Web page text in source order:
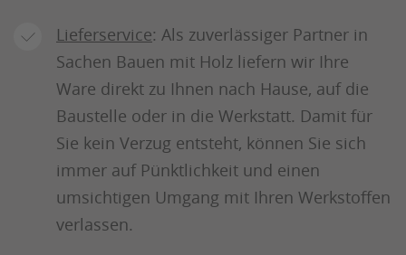
Lieferservice: Als zuverlässiger Partner in
Sachen Bauen mit Holz liefern wir Ihre
Ware direkt zu Ihnen nach Hause, auf die
Baustelle oder in die Werkstatt. Damit für
Sie kein Verzug entsteht, können Sie sich
immer auf Pünktlichkeit und einen
umsichtigen Umgang mit Ihren Werkstoffen
verlassen.